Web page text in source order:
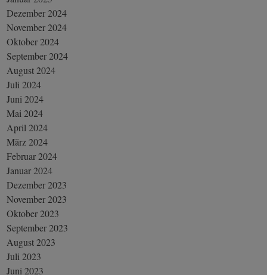
Dezember 2024
November 2024
Oktober 2024
September 2024
August 2024
Juli 2024
Juni 2024
Mai 2024
April 2024
März 2024
Februar 2024
Januar 2024
Dezember 2023
November 2023
Oktober 2023
September 2023
August 2023
Juli 2023
Juni 2023